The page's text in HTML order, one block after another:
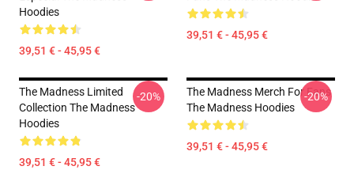
Hoodies
39,51 € - 45,95 €
39,51 € - 45,95 €
The Madness Limited
Collection The Madness
Hoodies
39,51 € - 45,95 €
-20%
The Madness Merch For Fans
The Madness Hoodies
39,51 € - 45,95 €
-20%